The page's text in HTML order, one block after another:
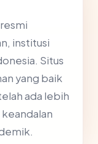
institusi
Situs
yang baik
ada lebih